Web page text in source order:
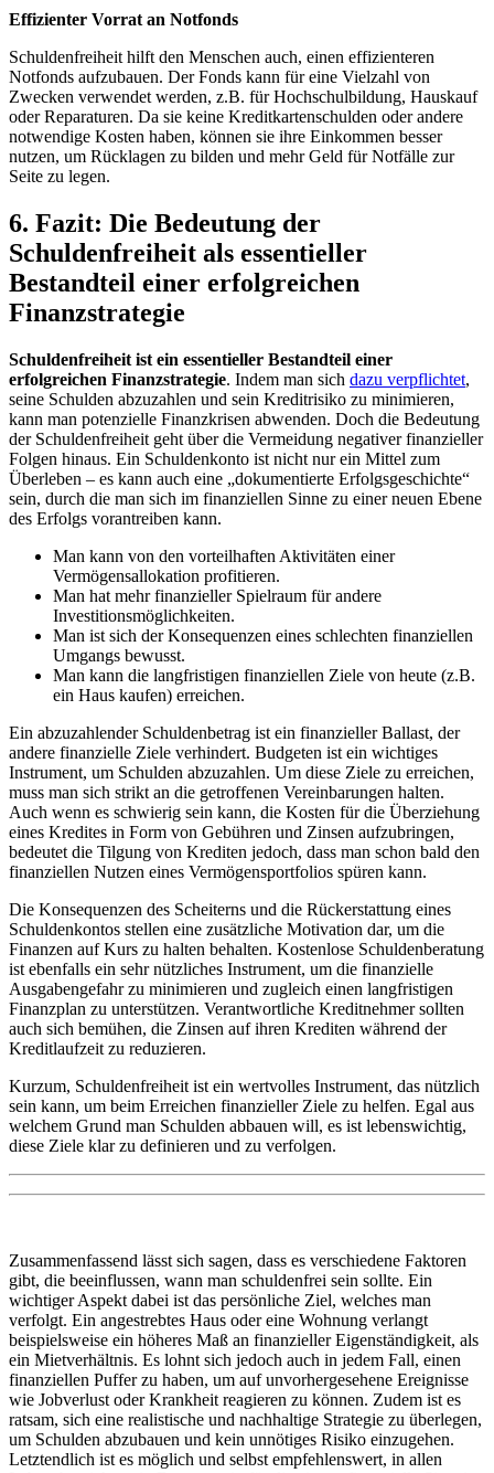
Effizienter Vorrat an Notfonds
Schuldenfreiheit hilft den Menschen auch, einen effizienteren
Notfonds aufzubauen. Der Fonds kann für eine Vielzahl von
Zwecken verwendet werden, z.B. für Hochschulbildung, Hauskauf
oder Reparaturen. Da sie keine Kreditkartenschulden oder andere
notwendige Kosten haben, können sie ihre Einkommen besser
nutzen, um Rücklagen zu bilden und mehr Geld für Notfälle zur
Seite zu legen.
6. Fazit: Die Bedeutung der
Schuldenfreiheit als essentieller
Bestandteil einer erfolgreichen
Finanzstrategie
Schuldenfreiheit ist ein essentieller Bestandteil einer
erfolgreichen Finanzstrategie. Indem man sich dazu verpflichtet,
seine Schulden abzuzahlen und sein Kreditrisiko zu minimieren,
kann man potenzielle Finanzkrisen abwenden. Doch die Bedeutung
der Schuldenfreiheit geht über die Vermeidung negativer finanzieller
Folgen hinaus. Ein Schuldenkonto ist nicht nur ein Mittel zum
Überleben – es kann auch eine „dokumentierte Erfolgsgeschichte“
sein, durch die man sich im finanziellen Sinne zu einer neuen Ebene
des Erfolgs vorantreiben kann.
Man kann von den vorteilhaften Aktivitäten einer
Vermögensallokation profitieren.
Man hat mehr finanzieller Spielraum für andere
Investitionsmöglichkeiten.
Man ist sich der Konsequenzen eines schlechten finanziellen
Umgangs bewusst.
Man kann die langfristigen finanziellen Ziele von heute (z.B.
ein Haus kaufen) erreichen.
Ein abzuzahlender Schuldenbetrag ist ein finanzieller Ballast, der
andere finanzielle Ziele verhindert. Budgeten ist ein wichtiges
Instrument, um Schulden abzuzahlen. Um diese Ziele zu erreichen,
muss man sich strikt an die getroffenen Vereinbarungen halten.
Auch wenn es schwierig sein kann, die Kosten für die Überziehung
eines Kredites in Form von Gebühren und Zinsen aufzubringen,
bedeutet die Tilgung von Krediten jedoch, dass man schon bald den
finanziellen Nutzen eines Vermögensportfolios spüren kann.
Die Konsequenzen des Scheiterns und die Rückerstattung eines
Schuldenkontos stellen eine zusätzliche Motivation dar, um die
Finanzen auf Kurs zu halten behalten. Kostenlose Schuldenberatung
ist ebenfalls ein sehr nützliches Instrument, um die finanzielle
Ausgabengefahr zu minimieren und zugleich einen langfristigen
Finanzplan zu unterstützen. Verantwortliche Kreditnehmer sollten
auch sich bemühen, die Zinsen auf ihren Krediten während der
Kreditlaufzeit zu reduzieren.
Kurzum, Schuldenfreiheit ist ein wertvolles Instrument, das nützlich
sein kann, um beim Erreichen finanzieller Ziele zu helfen. Egal aus
welchem Grund man Schulden abbauen will, es ist lebenswichtig,
diese Ziele klar zu definieren und zu verfolgen.
Zusammenfassend lässt sich sagen, dass es verschiedene Faktoren
gibt, die beeinflussen, wann man schuldenfrei sein sollte. Ein
wichtiger Aspekt dabei ist das persönliche Ziel, welches man
verfolgt. Ein angestrebtes Haus oder eine Wohnung verlangt
beispielsweise ein höheres Maß an finanzieller Eigenständigkeit, als
ein Mietverhältnis. Es lohnt sich jedoch auch in jedem Fall, einen
finanziellen Puffer zu haben, um auf unvorhergesehene Ereignisse
wie Jobverlust oder Krankheit reagieren zu können. Zudem ist es
ratsam, sich eine realistische und nachhaltige Strategie zu überlegen,
um Schulden abzubauen und kein unnötiges Risiko einzugehen.
Letztendlich ist es möglich und selbst empfehlenswert, in allen